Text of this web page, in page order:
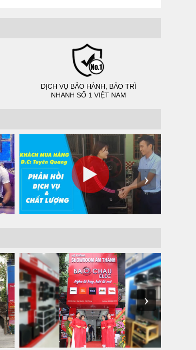
DỊCH VỤ BẢO HÀNH, BẢO TRÌ
NHANH SỐ 1 VIỆT NAM
›
›